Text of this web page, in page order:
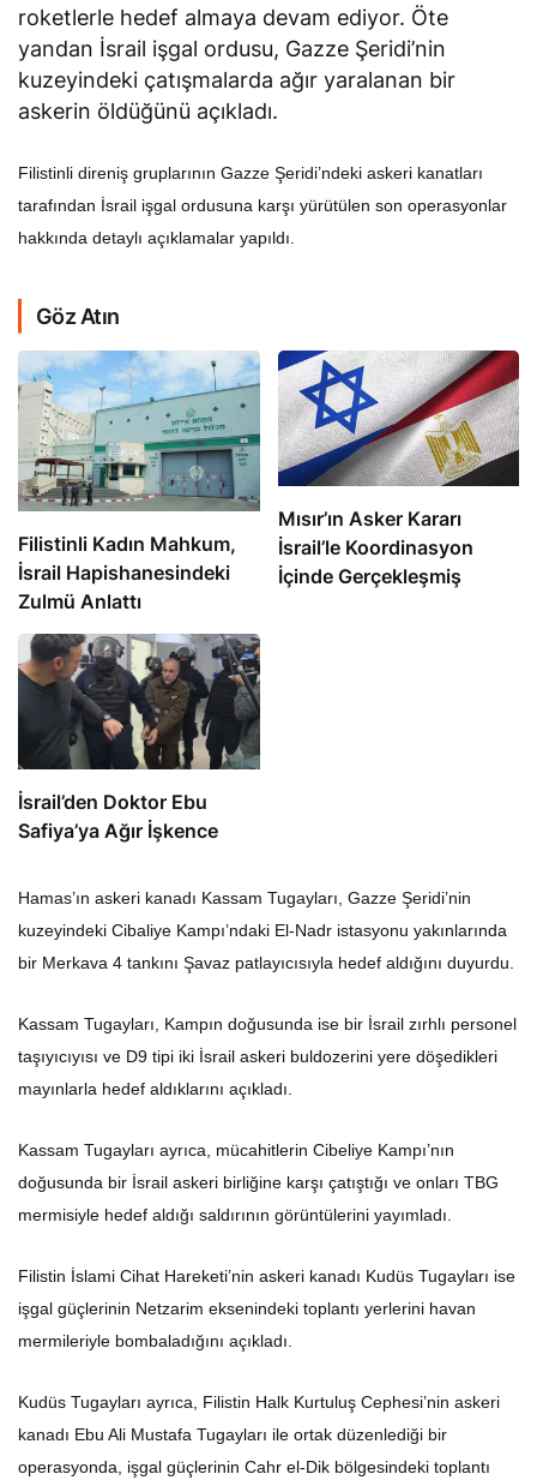
roketlerle hedef almaya devam ediyor. Öte
yandan İsrail işgal ordusu, Gazze Şeridi’nin
kuzeyindeki çatışmalarda ağır yaralanan bir
askerin öldüğünü açıkladı.
Filistinli direniş gruplarının Gazze Şeridi’ndeki askeri kanatları
tarafından İsrail işgal ordusuna karşı yürütülen son operasyonlar
hakkında detaylı açıklamalar yapıldı.
Göz Atın
Filistinli Kadın Mahkum,
İsrail Hapishanesindeki
Zulmü Anlattı
Mısır’ın Asker Kararı
İsrail’le Koordinasyon
İçinde Gerçekleşmiş
İsrail’den Doktor Ebu
Safiya’ya Ağır İşkence
Hamas’ın askeri kanadı Kassam Tugayları, Gazze Şeridi’nin
kuzeyindeki Cibaliye Kampı’ndaki El-Nadr istasyonu yakınlarında
bir Merkava 4 tankını Şavaz patlayıcısıyla hedef aldığını duyurdu.
Kassam Tugayları, Kampın doğusunda ise bir İsrail zırhlı personel
taşıyıcıyısı ve D9 tipi iki İsrail askeri buldozerini yere döşedikleri
mayınlarla hedef aldıklarını açıkladı.
Kassam Tugayları ayrıca, mücahitlerin Cibeliye Kampı’nın
doğusunda bir İsrail askeri birliğine karşı çatıştığı ve onları TBG
mermisiyle hedef aldığı saldırının görüntülerini yayımladı.
Filistin İslami Cihat Hareketi’nin askeri kanadı Kudüs Tugayları ise
işgal güçlerinin Netzarim eksenindeki toplantı yerlerini havan
mermileriyle bombaladığını açıkladı.
Kudüs Tugayları ayrıca, Filistin Halk Kurtuluş Cephesi’nin askeri
kanadı Ebu Ali Mustafa Tugayları ile ortak düzenlediği bir
operasyonda, işgal güçlerinin Cahr el-Dik bölgesindeki toplantı